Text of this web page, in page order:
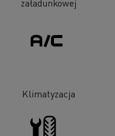
załadunkowej
Klimatyzacja